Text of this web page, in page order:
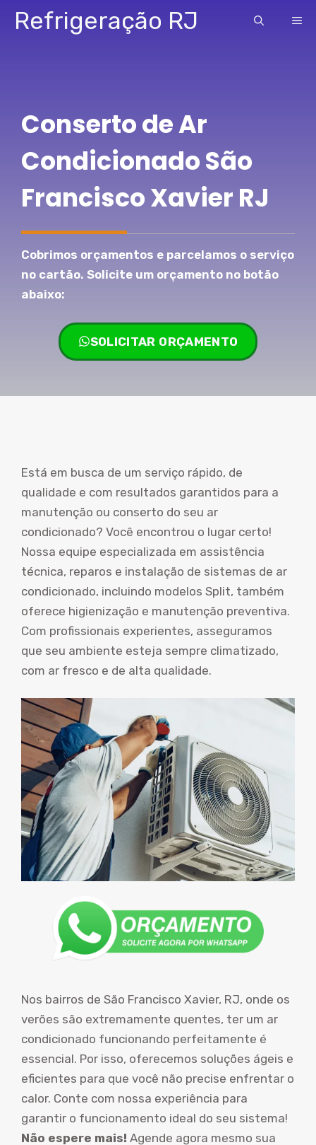
Pular
paraRefrigeração RJ
Conserto de Ar
Condicionado São
Francisco Xavier RJ
Cobrimos orçamentos e parcelamos o serviço
no cartão. Solicite um orçamento no botão
abaixo:
SOLICITAR ORÇAMENTO
Está em busca de um serviço rápido, de
qualidade e com resultados garantidos para a
manutenção ou conserto do seu ar
condicionado? Você encontrou o lugar certo!
Nossa equipe especializada em assistência
técnica, reparos e instalação de sistemas de ar
condicionado, incluindo modelos Split, também
oferece higienização e manutenção preventiva.
Com profissionais experientes, asseguramos
que seu ambiente esteja sempre climatizado,
com ar fresco e de alta qualidade.
Nos bairros de São Francisco Xavier, RJ, onde os
verões são extremamente quentes, ter um ar
condicionado funcionando perfeitamente é
essencial. Por isso, oferecemos soluções ágeis e
eficientes para que você não precise enfrentar o
calor. Conte com nossa experiência para
garantir o funcionamento ideal do seu sistema!
Não espere mais! Agende agora mesmo sua